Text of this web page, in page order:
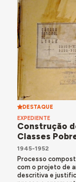
DESTAQUE
EXPEDIENTE
Construção
Classes
1945-1952
Processo
com o projeto de
descritiva e